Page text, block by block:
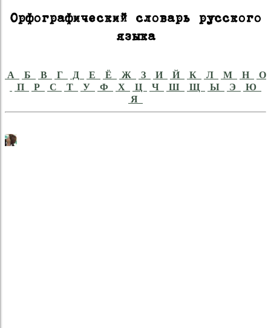
Орфографический словарь русского
языка
А Б В Г Д Е Ё Ж З И Й К Л М Н
О
П
Р С Т У Ф Х Ц Ч Ш Щ Ы Э
Ю
Я